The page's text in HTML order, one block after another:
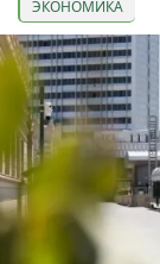
ЭКОНОМИКА